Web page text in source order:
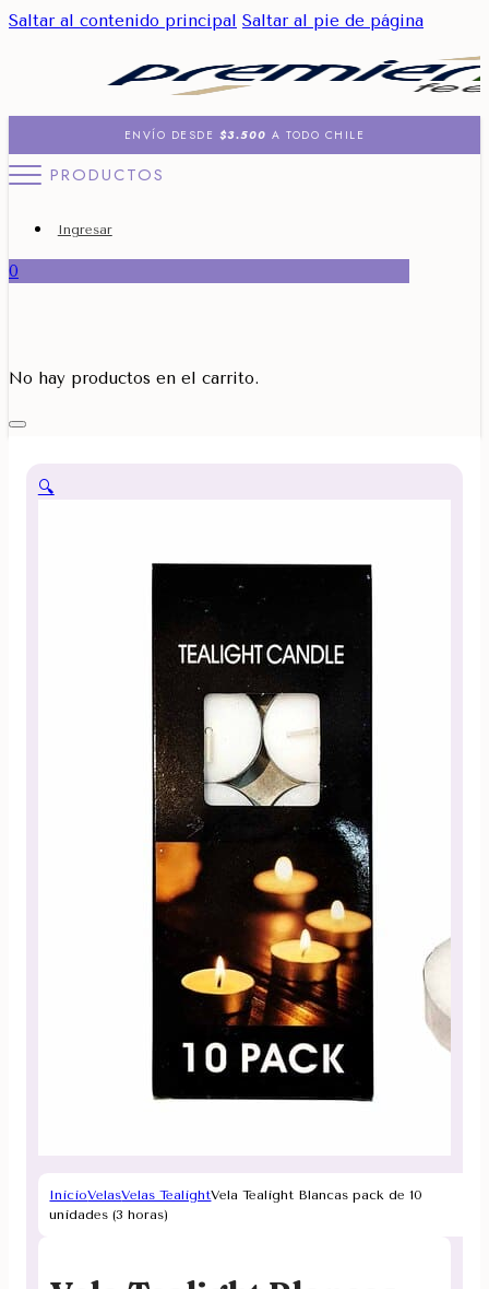
Saltar al contenido principal Saltar al pie de página
ENVÍO DESDE $3.500 A TODO CHILE
PRODUCTOS
Ingresar
0
No hay productos en el carrito.
🔍
InicioVelasVelas TealightVela Tealight Blancas pack de 10
unidades (3 horas)